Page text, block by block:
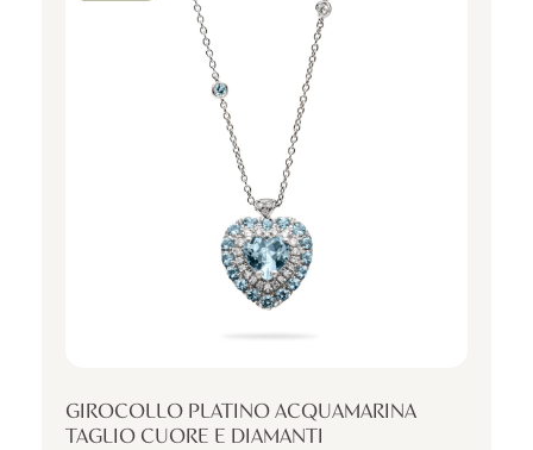
GIROCOLLO PLATINO ACQUAMARINA
TAGLIO CUORE E DIAMANTI